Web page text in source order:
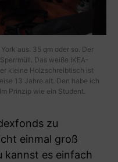
aus. 35 qm oder so. Der
Das weiße IKEA-
kleine Holzschreibtisch ist
13 Jahre alt. Den habe ich
Prinzip wie ein Student.
zu
einmal groß
kannst es einfach